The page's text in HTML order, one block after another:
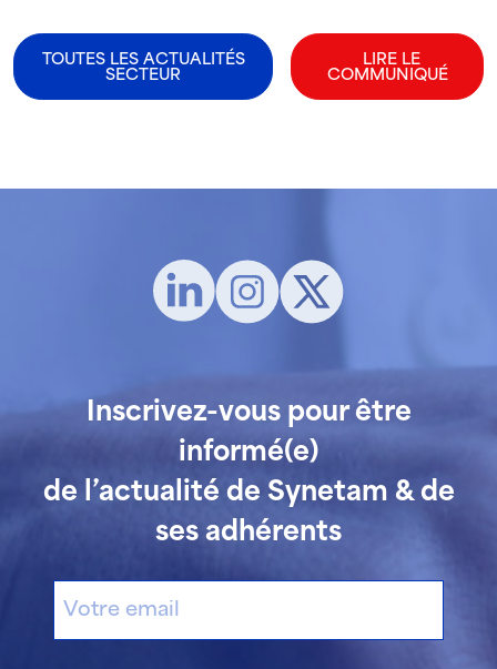
TOUTES LES ACTUALITÉS
SECTEUR
LIRE LE
COMMUNIQUÉ
Inscrivez-vous pour être
informé(e)
de l’actualité de Synetam & de
ses adhérents